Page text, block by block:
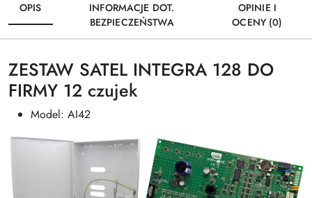
OPIS
INFORMACJE DOT.
BEZPIECZEŃSTWA
OPINIE I
OCENY (0)
ZESTAW SATEL INTEGRA 128 DO
FIRMY 12 czujek
Model: AI42